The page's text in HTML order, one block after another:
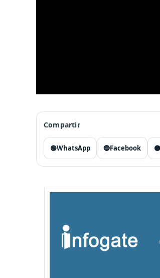
Compartir
🟢WhatsApp 🔵Facebook ⚫